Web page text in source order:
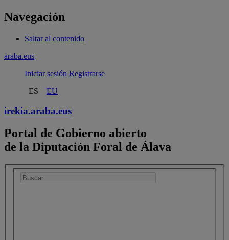
Navegación
Saltar al contenido
araba.eus
Iniciar sesión Registrarse
ES
EU
irekia.araba.eus
Portal de Gobierno abierto
de la Diputación Foral de Álava